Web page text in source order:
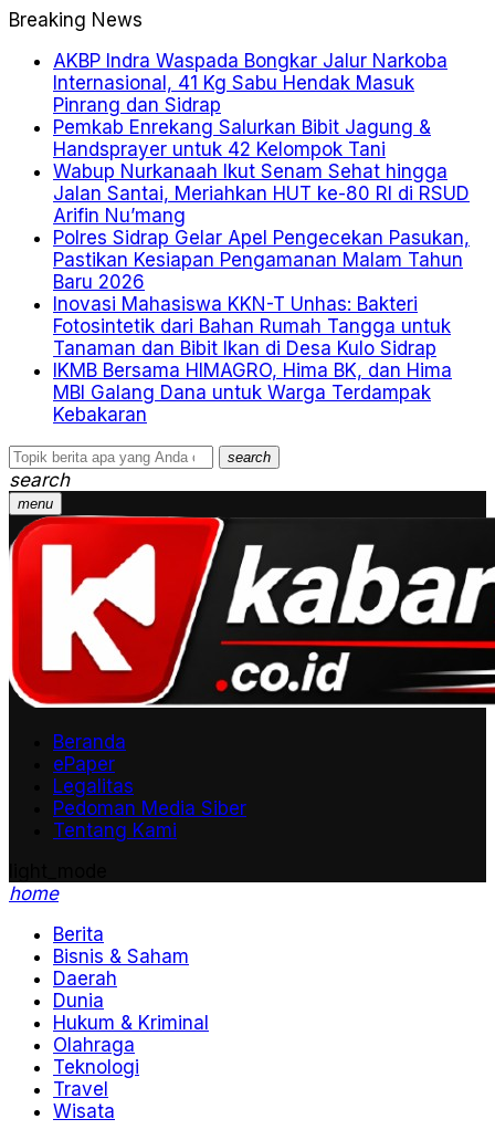
Breaking News
AKBP Indra Waspada Bongkar Jalur Narkoba
Internasional, 41 Kg Sabu Hendak Masuk
Pinrang dan Sidrap
Pemkab Enrekang Salurkan Bibit Jagung &
Handsprayer untuk 42 Kelompok Tani
Wabup Nurkanaah Ikut Senam Sehat hingga
Jalan Santai, Meriahkan HUT ke-80 RI di RSUD
Arifin Nu’mang
Polres Sidrap Gelar Apel Pengecekan Pasukan,
Pastikan Kesiapan Pengamanan Malam Tahun
Baru 2026
Inovasi Mahasiswa KKN-T Unhas: Bakteri
Fotosintetik dari Bahan Rumah Tangga untuk
Tanaman dan Bibit Ikan di Desa Kulo Sidrap
IKMB Bersama HIMAGRO, Hima BK, dan Hima
MBI Galang Dana untuk Warga Terdampak
Kebakaran
search
search
menu
Beranda
ePaper
Legalitas
Pedoman Media Siber
Tentang Kami
home
Berita
Bisnis & Saham
Daerah
Dunia
Hukum & Kriminal
Olahraga
Teknologi
Travel
Wisata